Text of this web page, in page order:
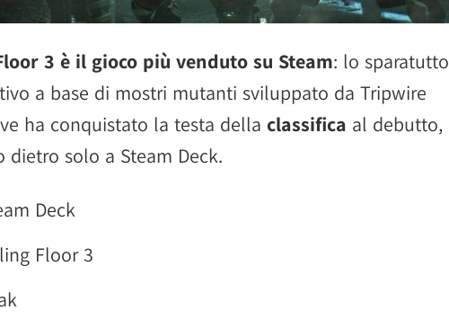
3 è il gioco più venduto su Steam: lo sparatutto
a base di mostri mutanti sviluppato da Tripwire
ha conquistato la testa della classifica al debutto,
dietro solo a Steam Deck.
Deck
Floor 3